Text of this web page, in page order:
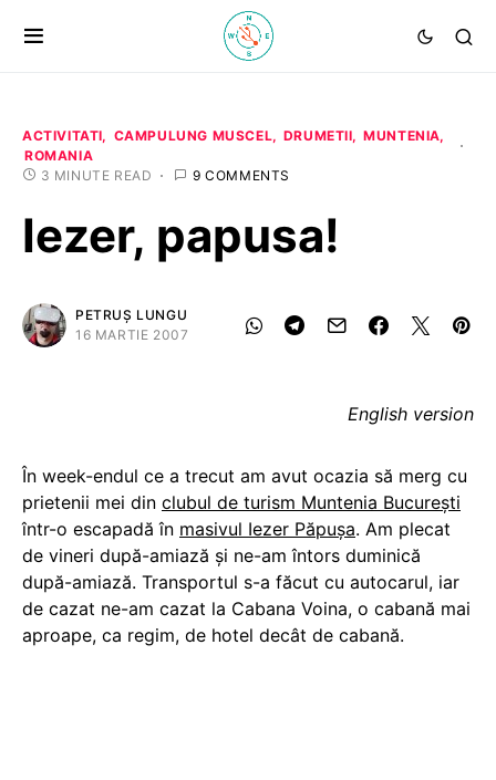
ACTIVITATI CAMPULUNG MUSCEL DRUMETII
MUNTENIA
ROMANIA
3 MINUTE READ
9 COMMENTS
Iezer, papusa!
PETRUȘ LUNGU
16 MARTIE 2007
English version
În week-endul ce a trecut am avut ocazia să merg cu
prietenii mei din clubul de turism Muntenia Bucureşti
într-o escapadă în masivul Iezer Păpuşa. Am plecat
de vineri după-amiază şi ne-am întors duminică
după-amiază. Transportul s-a făcut cu autocarul, iar
de cazat ne-am cazat la Cabana Voina, o cabană mai
aproape, ca regim, de hotel decât de cabană.